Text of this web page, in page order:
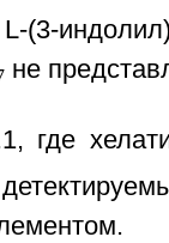
(3-
не
где